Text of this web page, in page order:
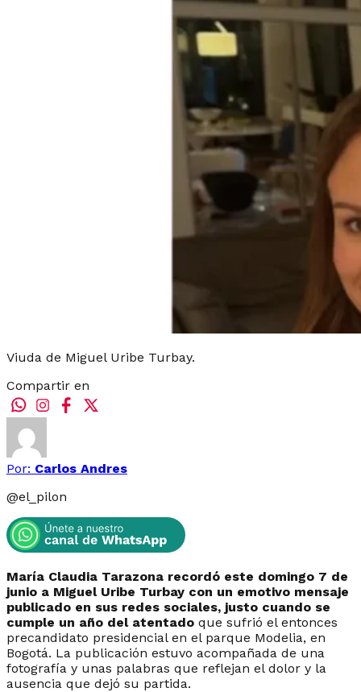
Viuda de Miguel Uribe Turbay.
Compartir en
Por: Carlos Andres
@el_pilon
María Claudia Tarazona recordó este domingo 7 de
junio a Miguel Uribe Turbay con un emotivo mensaje
publicado en sus redes sociales, justo cuando se
cumple un año del atentado que sufrió el entonces
precandidato presidencial en el parque Modelia, en
Bogotá. La publicación estuvo acompañada de una
fotografía y unas palabras que reflejan el dolor y la
ausencia que dejó su partida.